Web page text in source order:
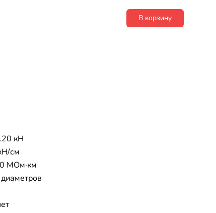
В корзину
кН
см
МОм·км